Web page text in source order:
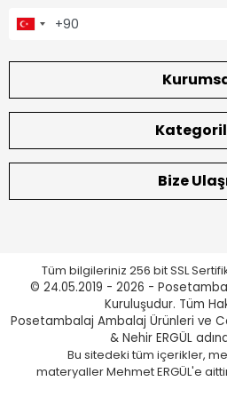
Bize
Tüm bilgileriniz 256 bit SSL
© 24.05.2019 - 2026 -
Kuruluşudur. Tüm
Posetambalaj Ambalaj Ürünleri ve
& Nehir ERGÜL
Bu sitedeki tüm içerikler,
materyaller Mehmet ERGÜL'e